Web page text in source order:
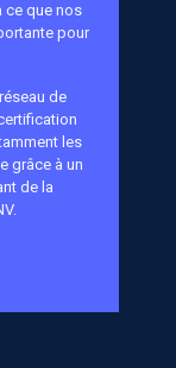
ce que nos
pour
de
les
grâce à un
de la